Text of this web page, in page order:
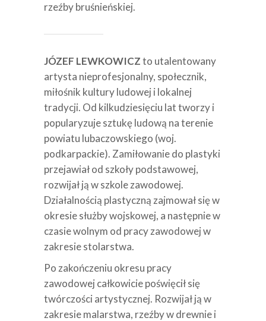
rzeźby bruśnieńskiej.
JÓZEF LEWKOWICZto utalentowany
artysta nieprofesjonalny, społecznik,
miłośnik kultury ludowej i lokalnej
tradycji. Od kilkudziesięciu lat tworzy i
popularyzuje sztukę ludową na terenie
powiatu lubaczowskiego (woj.
podkarpackie). Zamiłowanie do plastyki
przejawiał od szkoły podstawowej,
rozwijał ją w szkole zawodowej.
Działalnością plastyczną zajmował się w
okresie służby wojskowej, a następnie w
czasie wolnym od pracy zawodowej w
zakresie stolarstwa.
Po zakończeniu okresu pracy
zawodowej całkowicie poświęcił się
twórczości artystycznej. Rozwijał ją w
zakresie malarstwa, rzeźby w drewnie i